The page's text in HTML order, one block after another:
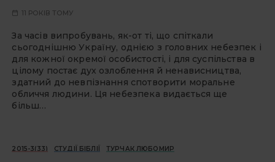
11 РОКІВ ТОМУ
За часів випробувань, як-от ті, що спіткали
сьогоднішню Україну, однією з головних небезпек і
для кожної окремої особистості, і для суспільства в
цілому постає дух озлоблення й ненависництва,
здатний до невпізнання спотворити моральне
обличчя людини. Ця небезпека видається ще
більш…
2015-3(33) СТУДІЇ БІБЛІЇ ТУРЧАК ЛЮБОМИР